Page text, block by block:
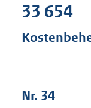
33 654
Nr. 34